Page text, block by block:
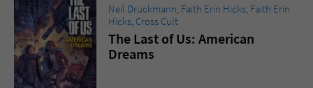
Neil Druckmann, Faith Erin Hicks, Faith Erin
Hicks, Cross Cult
The Last of Us: American
Dreams